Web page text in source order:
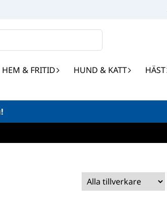
HEM & FRITID HUND & KATT HÄST